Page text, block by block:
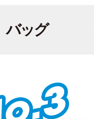
バッグ